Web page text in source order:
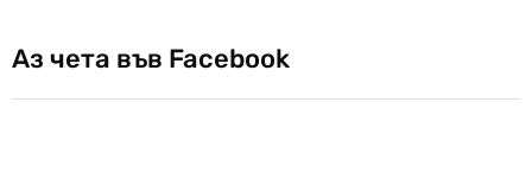
Аз чета във Facebook